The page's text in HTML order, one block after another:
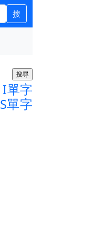
搜
I單字
S單字